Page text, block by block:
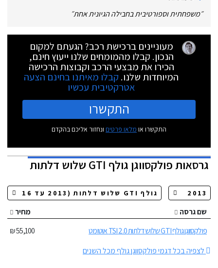
״משפחתית וספורטיבית בחבילה הגיונית אחת״
מעוניינים ברכישת רכב? הגעתם למקום
הנכון. קבלו מהמומחים שלנו ייעוץ חינם,
הכירו את מבצעי הרכב וקבוצות הרכישה
המיוחדות שלנו. קבלו מאיתנו בחינם הצעה
אטרקטיבית עכשיו
התקשרו
התקשרו או מלאו פרטים ונחזור אליכם בהקדם
גרסאותפולקסווגן גולף GTI שלוש דלתות
שם גרסה
מחיר
פולקסווגן גולף GTI שלוש דלתות 2.0 TSI אוטומט
55,100 ₪
לצפיה בכל דגמי פולקסווגן גולף מכל השנים